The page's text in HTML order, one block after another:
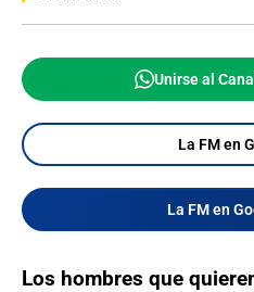
Unirse al
La FM en
La FM en
Los hombres que